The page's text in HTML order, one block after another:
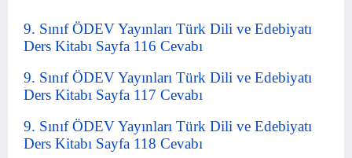
9. Sınıf ÖDEV Yayınları Türk Dili ve Edebiyatı
Ders Kitabı Sayfa 116 Cevabı
9. Sınıf ÖDEV Yayınları Türk Dili ve Edebiyatı
Ders Kitabı Sayfa 117 Cevabı
9. Sınıf ÖDEV Yayınları Türk Dili ve Edebiyatı
Ders Kitabı Sayfa 118 Cevabı